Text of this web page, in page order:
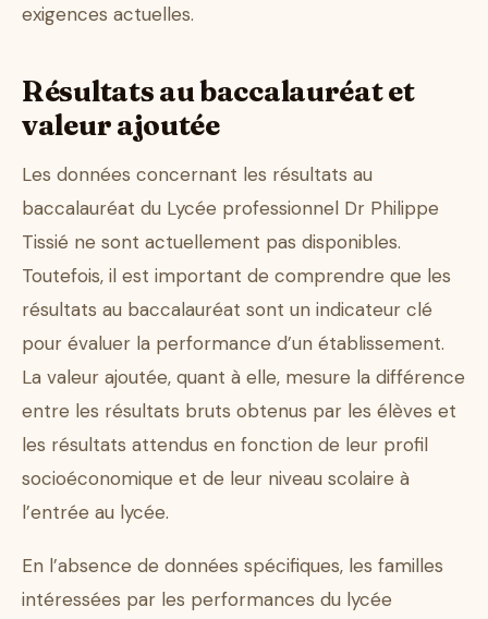
exigences actuelles.
Résultats au baccalauréat et
valeur ajoutée
Les données concernant les résultats au
baccalauréat du Lycée professionnel Dr Philippe
Tissié ne sont actuellement pas disponibles.
Toutefois, il est important de comprendre que les
résultats au baccalauréat sont un indicateur clé
pour évaluer la performance d’un établissement.
La valeur ajoutée, quant à elle, mesure la différence
entre les résultats bruts obtenus par les élèves et
les résultats attendus en fonction de leur profil
socioéconomique et de leur niveau scolaire à
l’entrée au lycée.
En l’absence de données spécifiques, les familles
intéressées par les performances du lycée